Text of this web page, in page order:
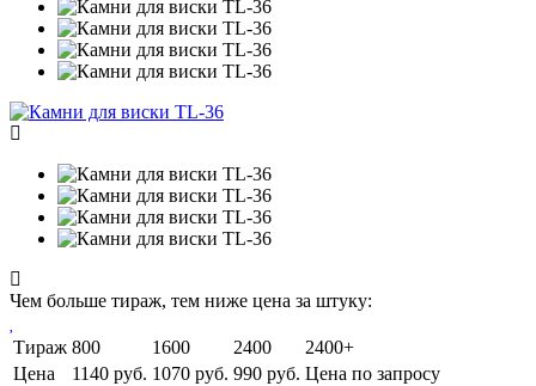
Чем больше тираж, тем ниже цена за штуку:
Тираж 800 1600 2400
2400+
Цена
1140 руб. 1070 руб. 990 руб. Цена по запросу